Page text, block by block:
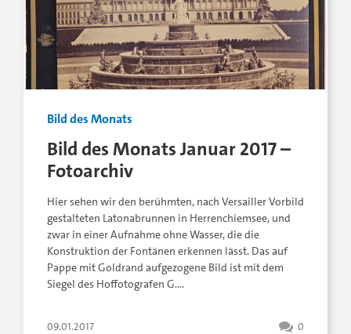
Bild des Monats
Bild des Monats Januar 2017 –
Fotoarchiv
Hier sehen wir den berühmten, nach Versailler Vorbild
gestalteten Latonabrunnen in Herrenchiemsee, und
zwar in einer Aufnahme ohne Wasser, die die
Konstruktion der Fontänen erkennen lässt. Das auf
Pappe mit Goldrand aufgezogene Bild ist mit dem
Siegel des Hoffotografen G….
09.01.2017 0